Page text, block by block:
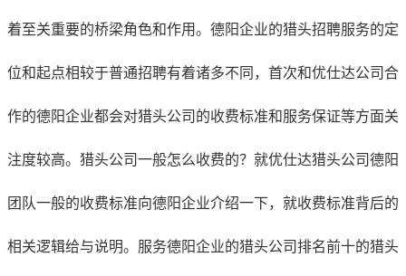
着至关重要的桥梁角色和作用。德阳企业的猎头招聘服务的定
位和起点相较于普通招聘有着诸多不同，首次和优仕达公司合
作的德阳企业都会对猎头公司的收费标准和服务保证等方面关
注度较高。猎头公司一般怎么收费的？就优仕达猎头公司德阳
团队一般的收费标准向德阳企业介绍一下，就收费标准背后的
相关逻辑给与说明。服务德阳企业的猎头公司排名前十的猎头